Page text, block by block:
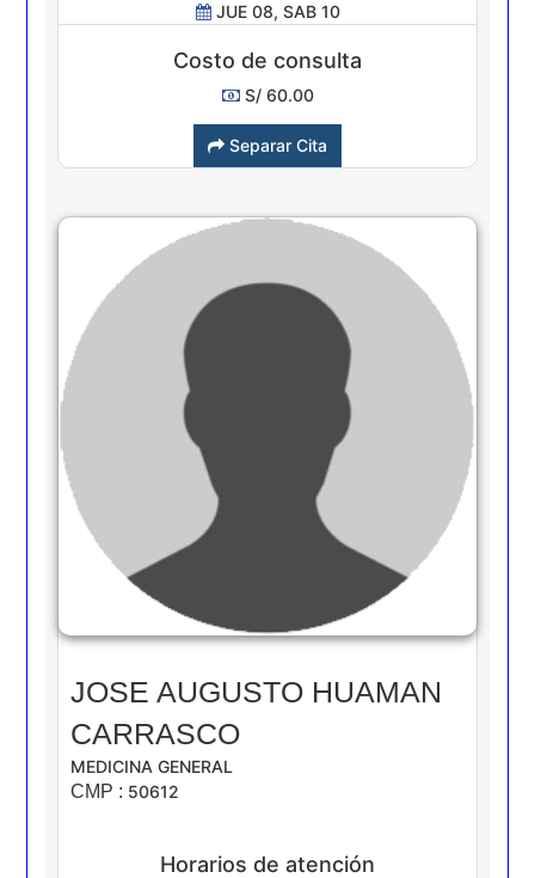
JUE 08, SAB 10
Costo de consulta
S/ 60.00
Separar Cita
JOSE AUGUSTO HUAMAN
CARRASCO
MEDICINA GENERAL
CMP : 50612
Horarios de atención